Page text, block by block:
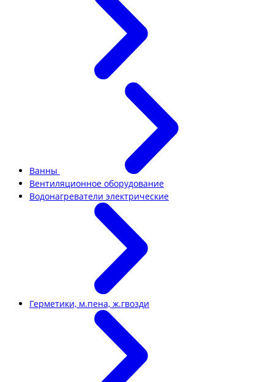
Ванны
Вентиляционное оборудование
Водонагреватели электрические
Герметики, м.пена, ж.гвозди